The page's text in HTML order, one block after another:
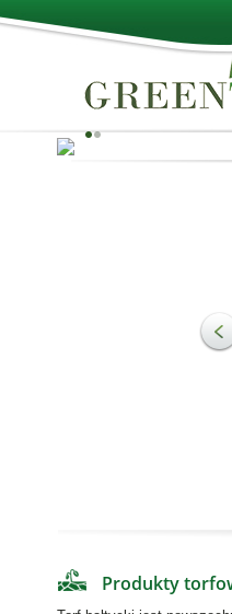
substratów oraz
ogrodnictwie.
organiczne, które
się do stymulacji
wilgoci i
Produkty